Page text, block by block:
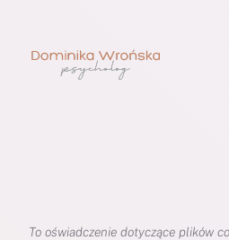
To oświadczenie dotyczące plików